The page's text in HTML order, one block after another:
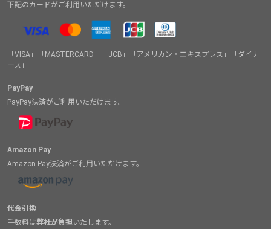
下記のカードがご利用いただけます。
「VISA」「MASTERCARD」「JCB」「アメリカン・エキスプレス」「ダイナ
ース」
PayPay
PayPay決済がご利用いただけます。
Amazon Pay
Amazon Pay決済がご利用いただけます。
代金引換
手数料は弊社が負担いたします。